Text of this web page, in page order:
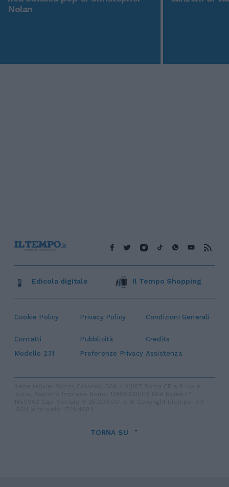
Nolan
Cookie Policy Privacy Policy Condizioni Generali
Contatti Pubblicità
Credits
Modello 231
Preferenze Privacy Assistenza
Edicola digitale Il Tempo Shopping
TORNA SU